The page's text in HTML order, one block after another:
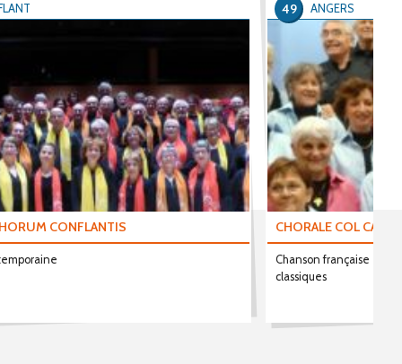
CONFLANTIS CHORALE COL
Chanson française -
classiques
ANGERS
49